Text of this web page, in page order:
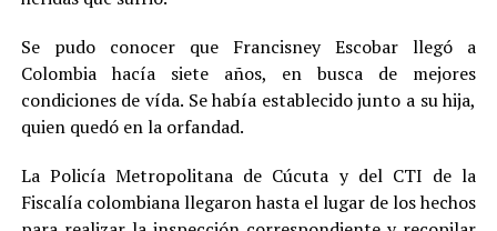
Se pudo conocer que Francisney Escobar llegó a
Colombia hacía siete años, en busca de mejores
condiciones de vída. Se había establecido junto a su hija,
quien quedó en la orfandad.
La Policía Metropolitana de Cúcuta y del CTI de la
Fiscalía colombiana llegaron hasta el lugar de los hechos